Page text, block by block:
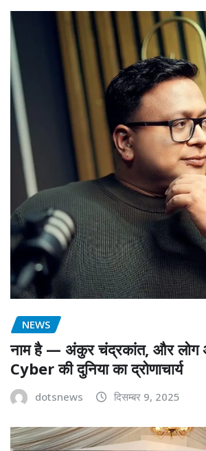
NEWS
नाम है — अंकुर चंद्रकांत, और लोग
Cyber की दुनिया का द्रोणाचार्य
dotsnews दिसम्बर 9, 2025